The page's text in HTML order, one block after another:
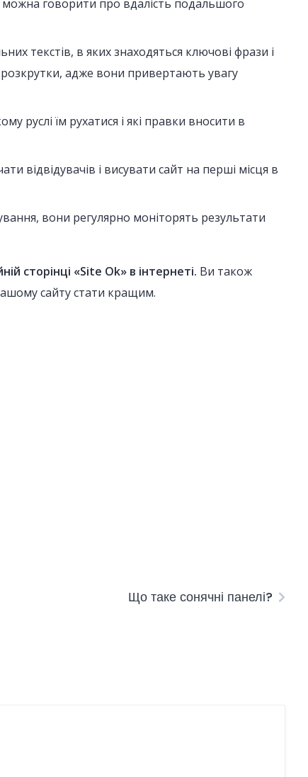
можна говорити про вдалість подальшого
текстів, в яких знаходяться ключові фрази і
адже вони привертають увагу
руслі їм рухатися і які правки вносити в
відвідувачів і висувати сайт на перші місця в
вони регулярно моніторять результати
сторінці «Site Ok» в інтернеті. Ви також
сайту стати кращим.
Що таке сонячні панелі?